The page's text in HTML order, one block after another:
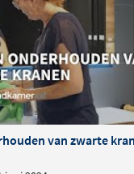
van zwarte